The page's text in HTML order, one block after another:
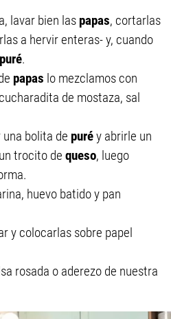
lavar bien las papas, cortarlas
a hervir enteras- y, cuando
puré.
papas lo mezclamos con
de mostaza, sal
bolita de puréy abrirle un
trocito de queso, luego
huevo batido y pan
y colocarlas sobre papel
rosada o aderezo de nuestra